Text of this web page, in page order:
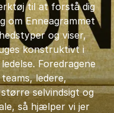
til at forstå dig
om Enneagrammet
og viser,
konstruktivt i
Foredragene
ledere,
selvindsigt og
så hjælper vi jer